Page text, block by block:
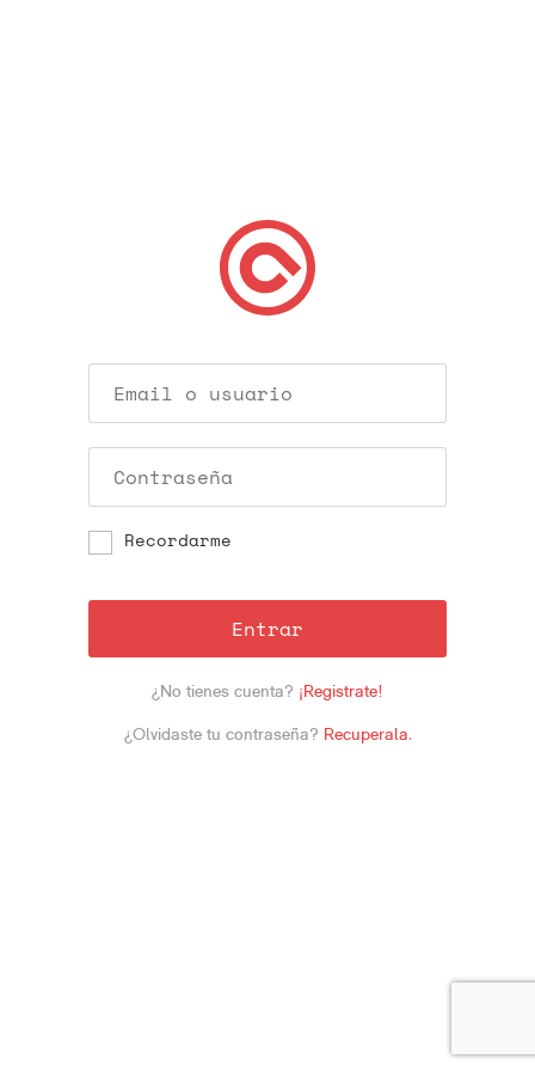
Recordarme
Entrar
¿No tienes cuenta? ¡Registrate!
¿Olvidaste tu contraseña? Recuperala.